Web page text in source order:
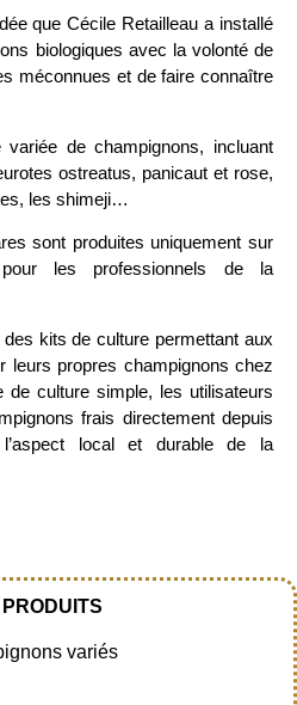
que Cécile Retailleau a installé
biologiques avec la volonté de
méconnues et de faire connaître
de champignons, incluant
ostreatus, panicaut et rose,
les shimeji…
sont produites uniquement sur
pour les professionnels de la
kits de culture permettant aux
leurs propres champignons chez
culture simple, les utilisateurs
frais directement depuis
local et durable de la
variés